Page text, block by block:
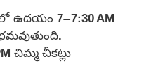
ఉదయం 7–7:30 AM
చిమ్మ చీకట్లు